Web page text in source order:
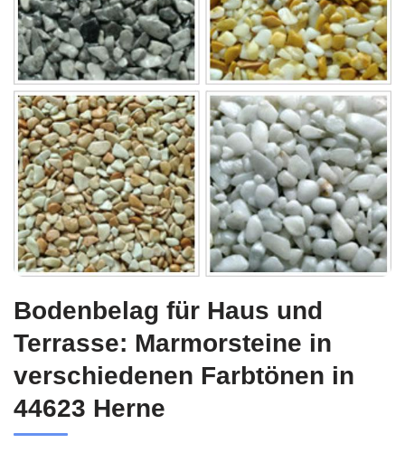
Bodenbelag für Haus und
Terrasse: Marmorsteine in
verschiedenen Farbtönen in
44623 Herne